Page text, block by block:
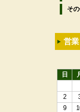
そ
営
日
2
9